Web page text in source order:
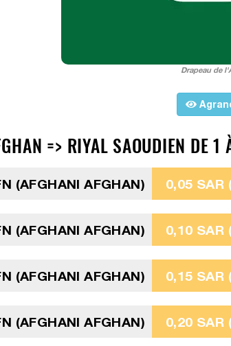
Drapeau de
=> RIYAL SAOUDIEN DE
(AFGHANI AFGHAN) 0,05 SAR
(AFGHANI AFGHAN) 0,10 SAR
(AFGHANI AFGHAN) 0,15 SAR
(AFGHANI AFGHAN) 0,20 SAR